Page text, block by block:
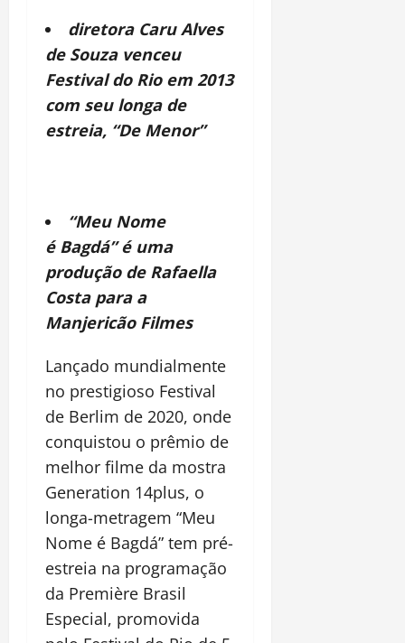
diretora Caru Alves
de Souza venceu
Festival do Rio em 2013
com seu longa de
estreia, “De Menor”
“Meu Nome
é Bagdá” é uma
produção de Rafaella
Costa para a
Manjericão Filmes
Lançado mundialmente
no prestigioso Festival
de Berlim de 2020, onde
conquistou o prêmio de
melhor filme da mostra
Generation 14plus, o
longa-metragem “Meu
Nome é Bagdá” tem pré-
estreia na programação
da Première Brasil
Especial, promovida